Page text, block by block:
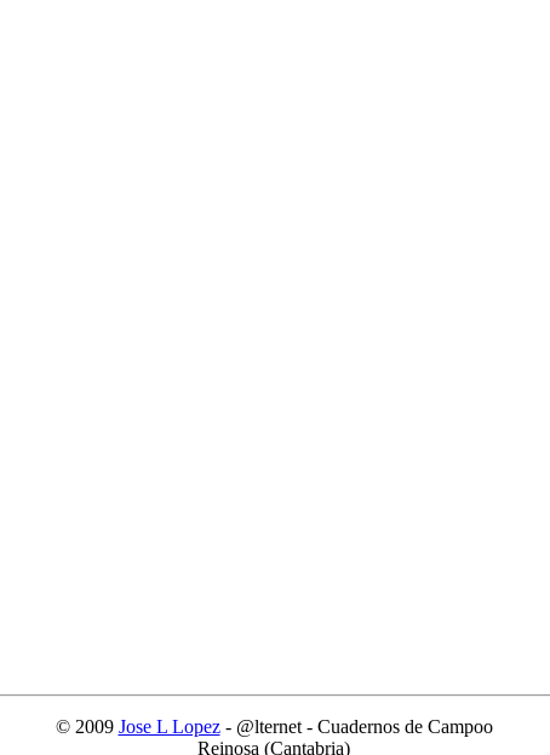
© 2009 Jose L Lopez- @lternet - Cuadernos de Campoo
Reinosa (Cantabria)